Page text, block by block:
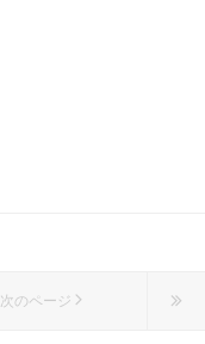
次のページ